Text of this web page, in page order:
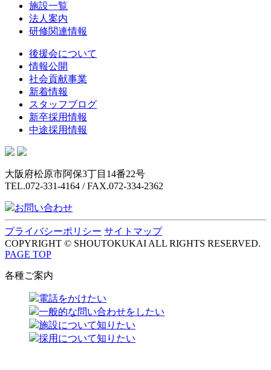
施設一覧
法人案内
研修関連情報
後援会について
情報公開
社会貢献事業
新着情報
スタッフブログ
新卒採用情報
中途採用情報
大阪府松原市阿保3丁目14番22号
TEL.072-331-4164 / FAX.072-334-2362
お問い合わせ
プライバシーポリシー サイトマップ
COPYRIGHT © SHOUTOKUKAI ALL RIGHTS RESERVED.
PAGE TOP
各種ご案内
電話をかけたい
一般的な問い合わせをしたい
施設について知りたい
採用について知りたい